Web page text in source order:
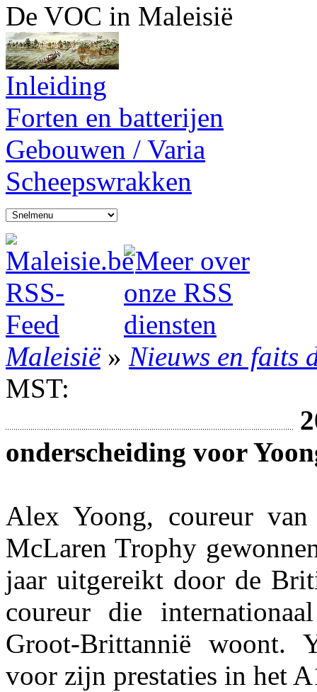
De VOC in Maleisië
Inleiding
Forten en batterijen
Gebouwen / Varia
Scheepswrakken
Maleisië» Nieuws en faits
MST:
onderscheiding voor
Alex Yoong, coureur
McLaren Trophy
jaar uitgereikt door de
coureur die
Groot-Brittannië woont.
voor zijn prestaties in het